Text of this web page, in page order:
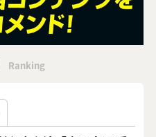
Ranking